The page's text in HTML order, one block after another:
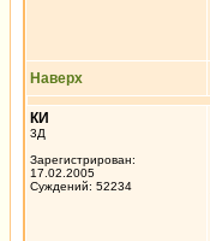
Наверх
КИ
3Д
Зарегистрирован:
17.02.2005
Суждений: 52234